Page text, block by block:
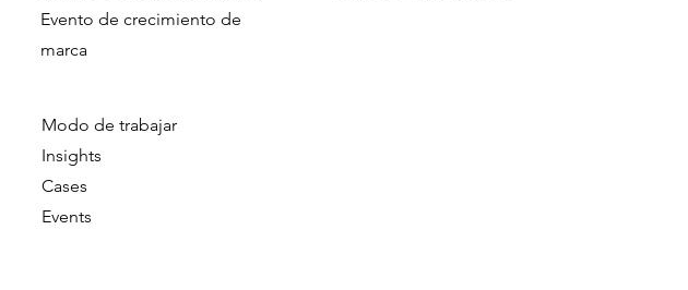
Evento de crecimiento de
marca​​
Modo de trabajar
Insights
Cases
Events